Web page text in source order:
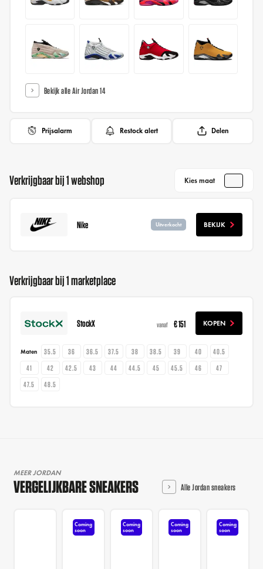
Bekijk alle Air Jordan 14
Prijsalarm Restock alert Delen
Verkrijgbaar bij 1 webshop Kies maat
Nike Uitverkocht BEKIJK
Verkrijgbaar bij 1 marketplace
StockX vanaf € 151 KOPEN
Maten 35.5 36 36.5 37.5 38 38.5 39 40
40.5
41
42 42.5 43 44 44.5 45 45.5 46
47
47.5
48.5
MEER JORDAN
VERGELIJKBARE SNEAKERS Alle Jordan sneakers
Coming
soon
Coming
soon
Coming
soon
Coming
soon